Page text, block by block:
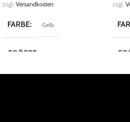
zzgl. Versandkosten
FARBE Gelb
GRÖSSE
zzgl.